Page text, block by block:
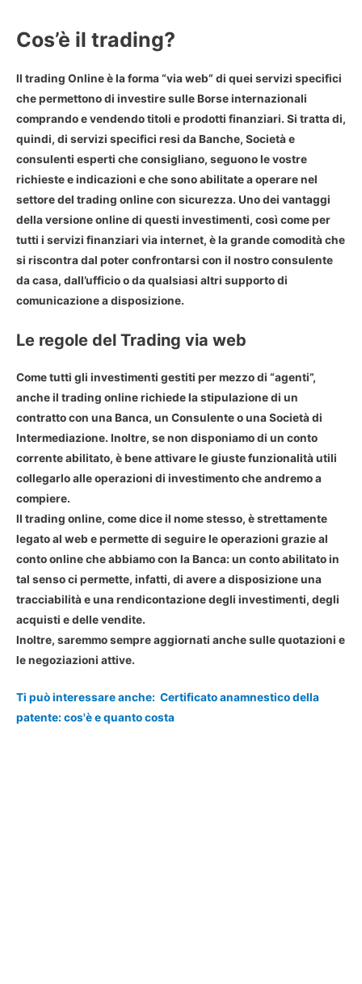
Cos’è il trading?
Il trading Online è la forma “via web” di quei servizi specifici
che permettono di investire sulle Borse internazionali
comprando e vendendo titoli e prodotti finanziari. Si tratta di,
quindi, di servizi specifici resi da Banche, Società e
consulenti esperti che consigliano, seguono le vostre
richieste e indicazioni e che sono abilitate a operare nel
settore del trading online con sicurezza. Uno dei vantaggi
della versione online di questi investimenti, così come per
tutti i servizi finanziari via internet, è la grande comodità che
si riscontra dal poter confrontarsi con il nostro consulente
da casa, dall’ufficio o da qualsiasi altri supporto di
comunicazione a disposizione.
Le regole del Trading via web
Come tutti gli investimenti gestiti per mezzo di “agenti”,
anche il trading online richiede la stipulazione di un
contratto con una Banca, un Consulente o una Società di
Intermediazione. Inoltre, se non disponiamo di un conto
corrente abilitato, è bene attivare le giuste funzionalità utili
collegarlo alle operazioni di investimento che andremo a
compiere.
Il trading online, come dice il nome stesso, è strettamente
legato al web e permette di seguire le operazioni grazie al
conto online che abbiamo con la Banca: un conto abilitato in
tal senso ci permette, infatti, di avere a disposizione una
tracciabilità e una rendicontazione degli investimenti, degli
acquisti e delle vendite.
Inoltre, saremmo sempre aggiornati anche sulle quotazioni e
le negoziazioni attive.
Ti può interessare anche: Certificato anamnestico della
patente: cos'è e quanto costa